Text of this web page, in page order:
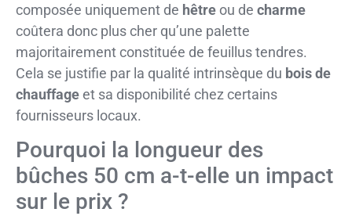
composée uniquement de hêtre ou de charme
coûtera donc plus cher qu’une palette
majoritairement constituée de feuillus tendres.
Cela se justifie par la qualité intrinsèque du bois de
chauffageet sa disponibilité chez certains
fournisseurs locaux.
Pourquoi la longueur des
bûches 50 cm a-t-elle un impact
sur le prix ?